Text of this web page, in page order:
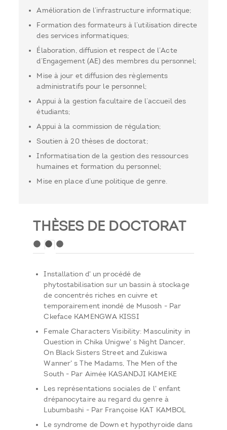
Amélioration de l’infrastructure informatique;
Formation des formateurs à l’utilisation directe
des services informatiques;
Élaboration, diffusion et respect de l’Acte
d’Engagement (AE) des membres du personnel;
Mise à jour et diffusion des règlements
administratifs pour le personnel;
Appui à la gestion facultaire de l’accueil des
étudiants;
Appui à la commission de régulation;
Soutien à 20 thèses de doctorat;
Informatisation de la gestion des ressources
humaines et formation du personnel;
Mise en place d’une politique de genre.
THÈSES DE DOCTORAT
Installation d' un procédé de
phytostabilisation sur un bassin à stockage
de concentrés riches en cuivre et
temporairement inondé de Musosh - Par
Ckeface KAMENGWA KISSI
Female Characters Visibility: Masculinity in
Question in Chika Unigwe' s Night Dancer,
On Black Sisters Street and Zukiswa
Wanner' s The Madams, The Men of the
South - Par Aimée KASANDJI KAMEKE
Les représentations sociales de l' enfant
drépanocytaire au regard du genre à
Lubumbashi - Par Françoise KAT KAMBOL
Le syndrome de Down et hypothyroide dans